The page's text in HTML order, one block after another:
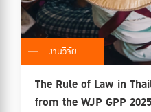
งานวิจัย
The Rule of Law in
from the WJP GPP 2025